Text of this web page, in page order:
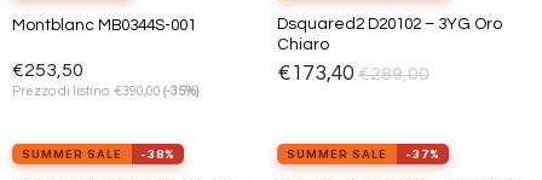
Montblanc MB0344S-001
€253,50
Prezzo di listino: €390,00 (-35%)
Aggiungi
Dsquared2 D20102 – 3YG Oro
Chiaro
€173,40 €289,00
SUMMER SALE -38% SUMMER SALE -37%